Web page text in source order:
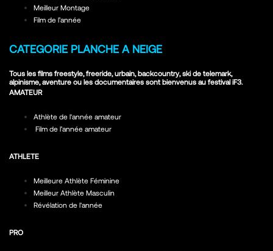
Meilleur Montage
Film de l’année
CATEGORIE PLANCHE A NEIGE
Tous les films freestyle, freeride, urbain, backcountry, ski de telemark,
alpinisme, aventure ou les documentaires sont bienvenus au festival iF3.
AMATEUR
Athlète de l'année amateur
Film de l’année amateur
ATHLETE
Meilleure Athlète Féminine
Meilleur Athlète Masculin
Révélation de l'année
PRO